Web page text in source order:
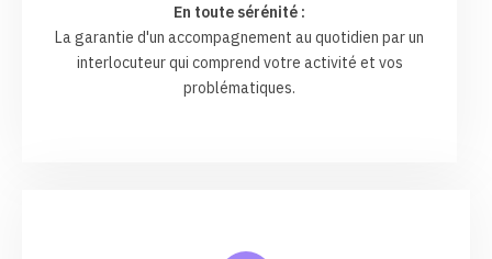
En toute sérénité :
La garantie d'un accompagnement au quotidien par un
interlocuteur qui comprend votre activité et vos
problématiques.